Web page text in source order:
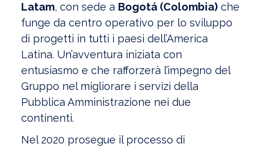
Latam, con sede a Bogotá (Colombia) che
funge da centro operativo per lo sviluppo
di progetti in tutti i paesi dell’America
Latina. Un’avventura iniziata con
entusiasmo e che rafforzerà l’impegno del
Gruppo nel migliorare i servizi della
Pubblica Amministrazione nei due
continenti.
Nel 2020 prosegue il processo di